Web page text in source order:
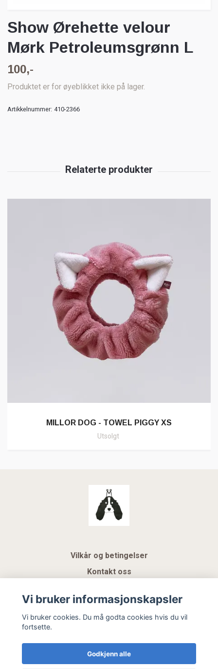
Show Ørehette velour
Mørk Petroleumsgrønn L
100,-
Produktet er for øyeblikket ikke på lager.
Artikkelnummer: 410-2366
MILLOR DOG - TOWEL PIGGY XS
Utsolgt
Vilkår og betingelser
Kontakt oss
Gavekort
Vi bruker informasjonskapsler
Vi bruker cookies. Du må godta cookies hvis du vil
fortsette.
Godkjenn alle